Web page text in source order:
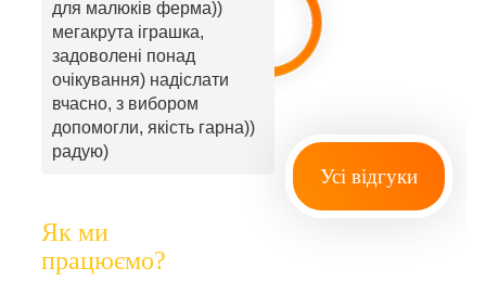
для малюків ферма))
мегакрута іграшка,
задоволені понад
очікування) надіслати
вчасно, з вибором
допомогли, якість гарна))
радую)
Усі відгуки
Як ми
працюємо?